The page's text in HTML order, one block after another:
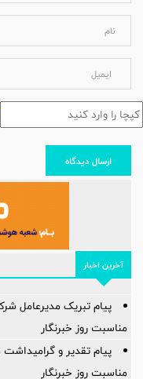
ارسال دیدگاه
آخرین اخبار
پیام تبریک مدیرعامل
مناسبت روز خبرنگار
پیام تقدیر و
مناسبت روز خبرنگار